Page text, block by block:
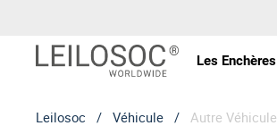
Les Enchères
Leilosoc / Véhicule / Autre Véhicule